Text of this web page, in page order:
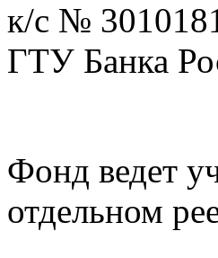
к/с №
ГТУ Банка
Фонд ведет
отдельном